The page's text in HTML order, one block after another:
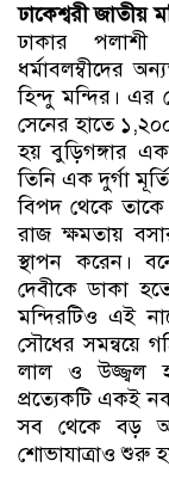
ঢাকেশ্বরী জাতীয়
ঢাকার পলাশী
ধর্মাবলম্বীদের
হিন্দু মন্দির। এর
সেনের হাতে
হয় বুড়িগঙ্গার
তিনি এক দুর্গা
বিপদ থেকে তাকে
রাজ ক্ষমতায়
স্থাপন করেন।
দেবীকে ডাকা
মন্দিরটিও এই
সৌধের সমন্বয়ে
লাল ও উজ্জ্বল
প্রত্যেকটি একই
সব থেকে বড়
শোভাযাত্রাও শুরু